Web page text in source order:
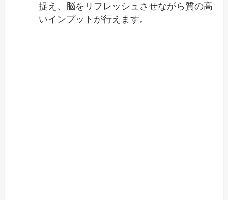
捉え、脳をリフレッシュさせながら質の高
いインプットが行えます。